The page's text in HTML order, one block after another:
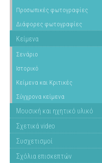
Προσωπικές φωτογραφίες
Διάφορες φωτογραφίες
Κείμενα
Σενάριο
Ιστορικό
Κείμενα και Κριτικές
Σύγχρονα κείμενα
Μουσική και ηχητικό υλικό
Σχετικά video
Συσχετισμοί
Σχόλια επισκεπτών